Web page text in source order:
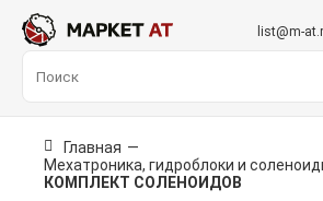
list@m-
Главная —
Мехатроника, гидроблоки и
КОМПЛЕКТ СОЛЕНОИДОВ